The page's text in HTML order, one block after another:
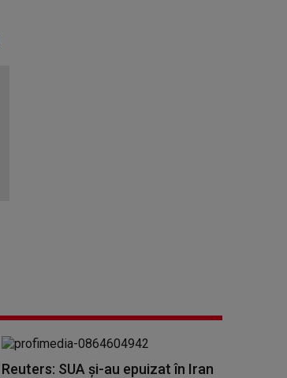
Reuters: SUA şi-au epuizat în Iran